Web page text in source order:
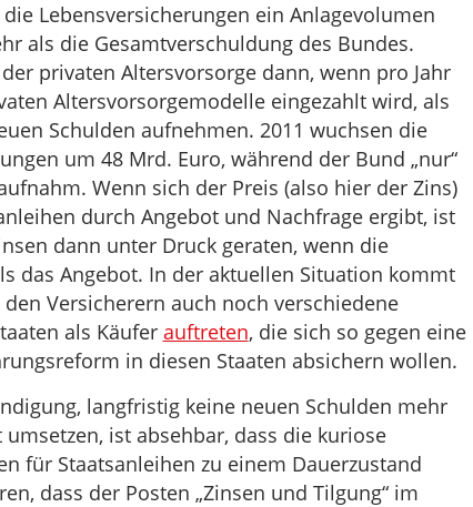
Lebensversicherungen ein Anlagevolumen
als die Gesamtverschuldung des Bundes.
privaten Altersvorsorge dann, wenn pro Jahr
Altersvorsorgemodelle eingezahlt wird, als
Schulden aufnehmen. 2011 wuchsen die
um 48 Mrd. Euro, während der Bund „nur“
Wenn sich der Preis (also hier der Zins)
durch Angebot und Nachfrage ergibt, ist
dann unter Druck geraten, wenn die
das Angebot. In der aktuellen Situation kommt
Versicherern auch noch verschiedene
als Käufer auftreten, die sich so gegen eine
in diesen Staaten absichern wollen.
langfristig keine neuen Schulden mehr
ist absehbar, dass die kuriose
für Staatsanleihen zu einem Dauerzustand
dass der Posten „Zinsen und Tilgung“ im